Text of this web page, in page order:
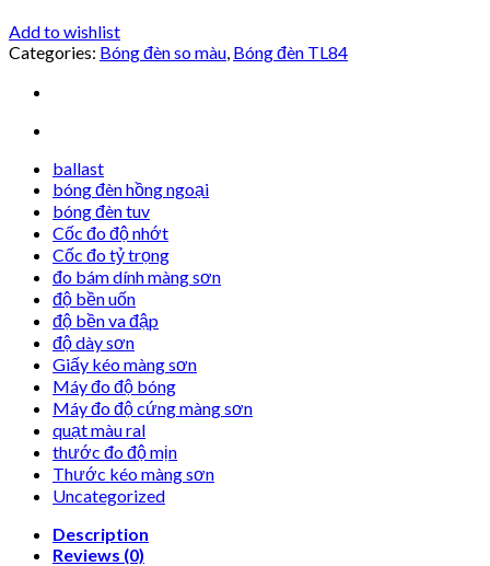
Add to wishlist
Categories: Bóng đèn so màu Bóng đèn TL84
ballast
bóng đèn hồng ngoại
bóng đèn tuv
Cốc đo độ nhớt
Cốc đo tỷ trọng
đo bám dính màng sơn
độ bền uốn
độ bền va đập
độ dày sơn
Giấy kéo màng sơn
Máy đo độ bóng
Máy đo độ cứng màng sơn
quạt màu ral
thước đo độ mịn
Thước kéo màng sơn
Uncategorized
Description
Reviews (0)